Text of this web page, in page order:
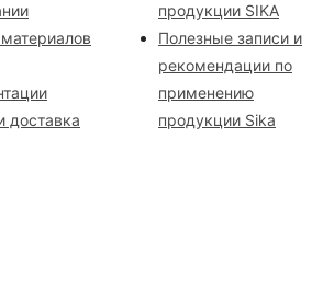
доставка
продукции SIKA
Полезные записи и
рекомендации по
применению
продукции Sika